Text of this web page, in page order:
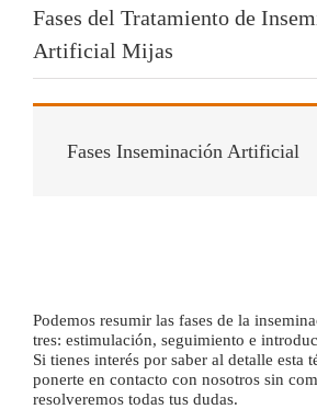
Fases del Tratamiento de
Artificial Mijas
Fases Inseminación Artificial
Podemos resumir las fases de la
tres: estimulación, seguimiento e
Si tienes interés por saber al detalle esta
ponerte en contacto con nosotros sin
resolveremos todas tus dudas.